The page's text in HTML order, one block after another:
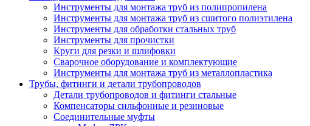
Инструменты для монтажа труб из полипропилена
Инструменты для монтажа труб из сшитого полиэтилена
Инструменты для обработки стальных труб
Инструменты для прочистки
Круги для резки и шлифовки
Сварочное оборудование и комплектующие
Инструменты для монтажа труб из металлопластика
Трубы, фитинги и детали трубопроводов
Детали трубопроводов и фитинги стальные
Компенсаторы сильфонные и резиновые
Соединительные муфты